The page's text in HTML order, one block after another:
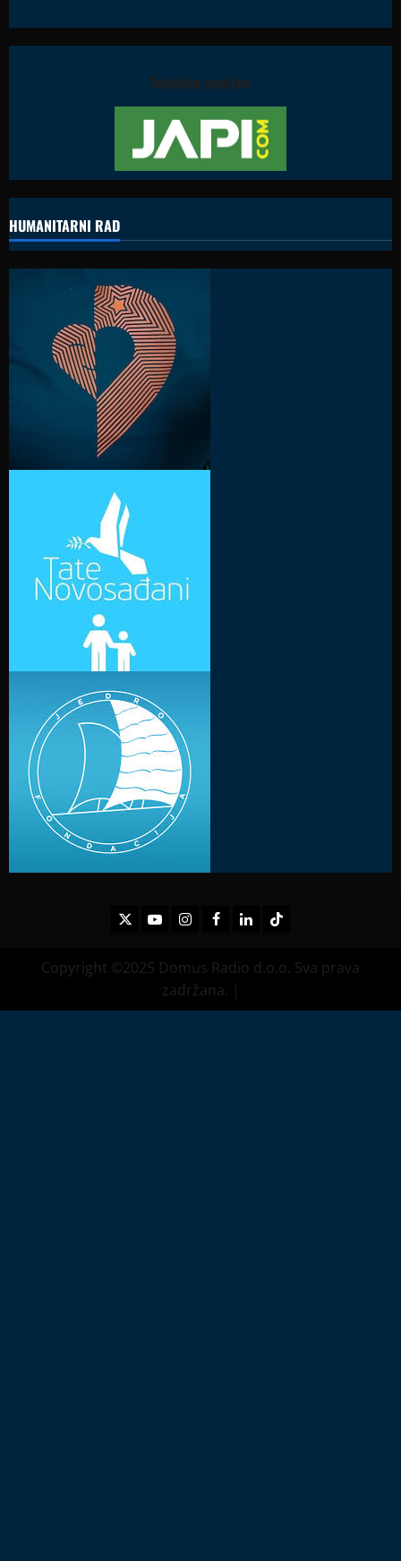
Tehnička podrška
HUMANITARNI RAD
TwitterYoutubeInstagramFacebook
LinkedInTikTok
Copyright ©2025 Domus Radio d.o.o. Sva prava
zadržana. |